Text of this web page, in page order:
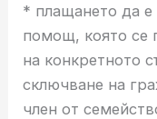
* плащането да е
помощ, която се
на конкретното
сключване на
член от